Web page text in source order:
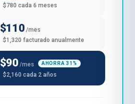
$780 cada 6 meses
$110 /mes
$1,320 facturado anualmente
$90 /mes AHORRA 31%
$2,160 cada 2 años